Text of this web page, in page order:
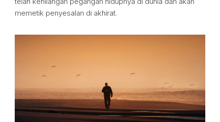
memetik penyesalan di akhirat.